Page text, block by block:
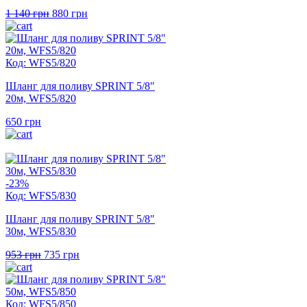
1 140грн Оригінальна
1
140 грн.
880 грн
880 грн.
Код: WFS5/820
Шланг для поливу SPRINT 5/8″
20м, WFS5/820
650 грн
-23%
Код: WFS5/830
Шланг для поливу SPRINT 5/8″
30м, WFS5/830
953грн Оригінальна
953 грн.
735 грн
735 грн.
Код: WFS5/850